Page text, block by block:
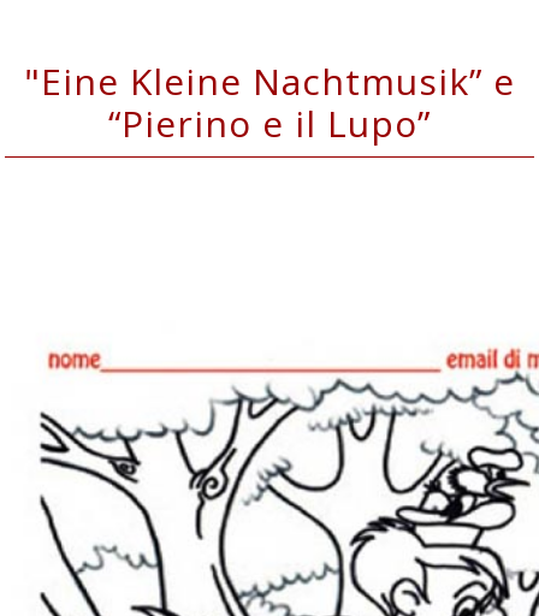
"Eine Kleine Nachtmusik” e
“Pierino e il Lupo”